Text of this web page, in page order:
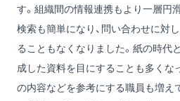
す。組織間の情報連携もより一層円
検索も簡単になり、問い合わせに対
ることもなくなりました。紙の時代
成した資料を目にすることも多くな
の内容などを参考にする職員も増え